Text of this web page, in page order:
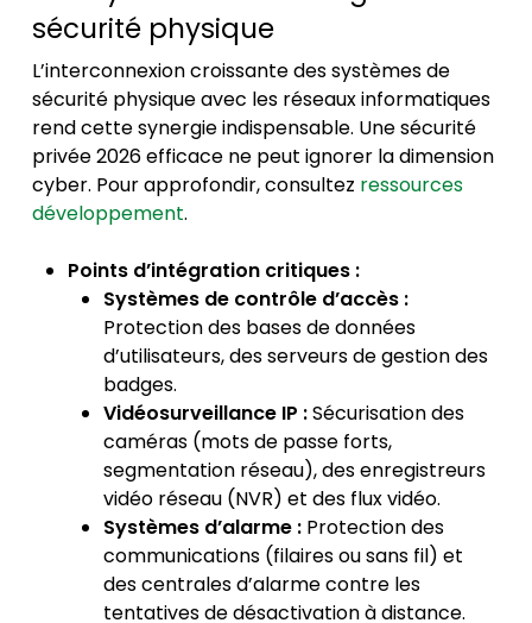
sécurité physique
L’interconnexion croissante des systèmes de
sécurité physique avec les réseaux informatiques
rend cette synergie indispensable. Unesécurité
privée 2026efficace ne peut ignorer la dimension
cyber. Pour approfondir, consultez ressources
développement.
Points d’intégration critiques :
Systèmes de contrôle d’accès :
Protection des bases de données
d’utilisateurs, des serveurs de gestion des
badges.
Vidéosurveillance IP :Sécurisation des
caméras (mots de passe forts,
segmentation réseau), des enregistreurs
vidéo réseau (NVR) et des flux vidéo.
Systèmes d’alarme :Protection des
communications (filaires ou sans fil) et
des centrales d’alarme contre les
tentatives de désactivation à distance.